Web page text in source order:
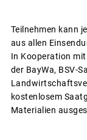
Teilnehmen kann
aus allen
In Kooperation
der BayWa, BSV-
kostenlosem
Materialien